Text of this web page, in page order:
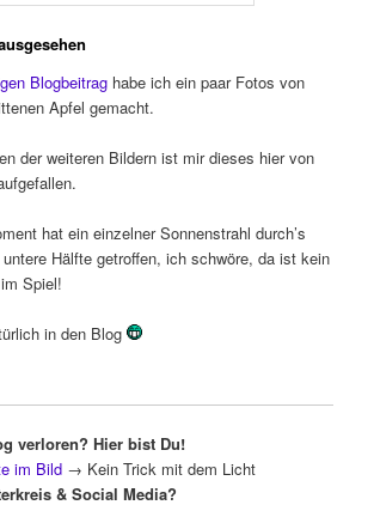
Blogbeitrag habe ich ein paar Fotos von
Apfel gemacht.
der weiteren Bildern ist mir dieses hier von
hat ein einzelner Sonnenstrahl durch’s
Hälfte getroffen, ich schwöre, da ist kein
Spiel!
in den Blog
verloren? Hier bist Du!
im Bild → Kein Trick mit dem Licht
& Social Media?